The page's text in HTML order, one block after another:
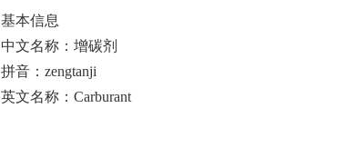
基本信息
中文名称：增碳剂
拼音：zengtanji
英文名称：Carburant